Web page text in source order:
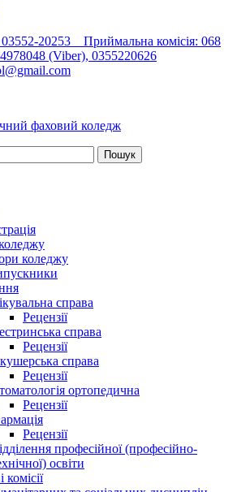
20253 Приймальна комісія: 068
(Viber), 0355220626
фаховий коледж
коледжу
справа
Рецензії
справа
Рецензії
справа
Рецензії
ортопедична
Рецензії
Рецензії
професійної (професійно-
освіти